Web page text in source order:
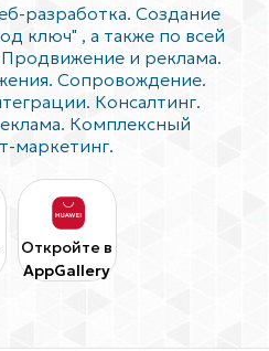
разработка. Создание
ключ" , а также по всей
и реклама.
Сопровождение.
Консалтинг.
Комплексный
маркетинг.
Откройте в
AppGallery